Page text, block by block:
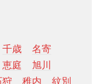
千歳
名寄
恵庭
旭川
狩 稚内
紋別